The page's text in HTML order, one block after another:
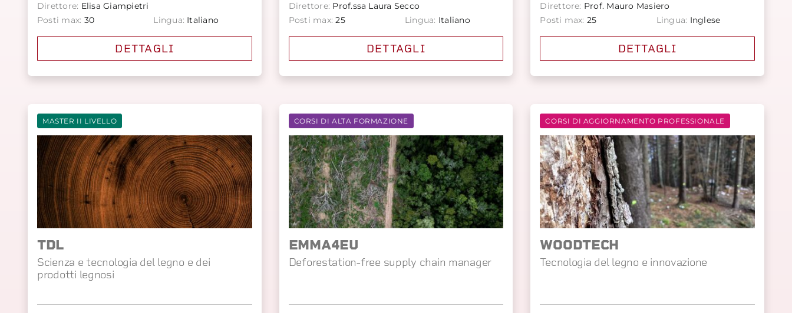
Direttore: Elisa Giampietri
Posti max: 30 Lingua: Italiano
DETTAGLI
Direttore: Prof.ssa Laura Secco
Posti max: 25 Lingua: Italiano
DETTAGLI
Direttore: Prof. Mauro Masiero
Posti max: 25 Lingua: Inglese
DETTAGLI
MASTER II LIVELLO
TDL
Scienza e tecnologia del legno e dei
prodotti legnosi
CORSI DI ALTA FORMAZIONE
EMMA4EU
Deforestation-free supply chain manager
CORSI DI AGGIORNAMENTO PROFESSIONALE
WOODTECH
Tecnologia del legno e innovazione